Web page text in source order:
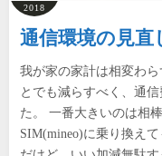
2018
通信環境の見直
我が家の家計は相変わ
とでも減らすべく、通
た。 一番大きいのは相
SIM(mineo)に乗り換え